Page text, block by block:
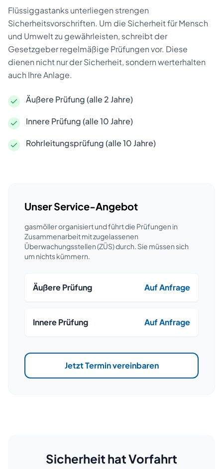
Flüssiggastanks unterliegen strengen
Sicherheitsvorschriften. Um die Sicherheit für Mensch
und Umwelt zu gewährleisten, schreibt der
Gesetzgeber regelmäßige Prüfungen vor. Diese
dienen nicht nur der Sicherheit, sondern werterhalten
auch Ihre Anlage.
Äußere Prüfung (alle 2 Jahre)
Innere Prüfung (alle 10 Jahre)
Rohrleitungsprüfung (alle 10 Jahre)
Unser Service-Angebot
gasmöller organisiert und führt die Prüfungen in
Zusammenarbeit mit zugelassenen
Überwachungsstellen (ZÜS) durch. Sie müssen sich
um nichts kümmern.
Äußere Prüfung Auf Anfrage
Innere Prüfung Auf Anfrage
Jetzt Termin vereinbaren
Sicherheit hat Vorfahrt